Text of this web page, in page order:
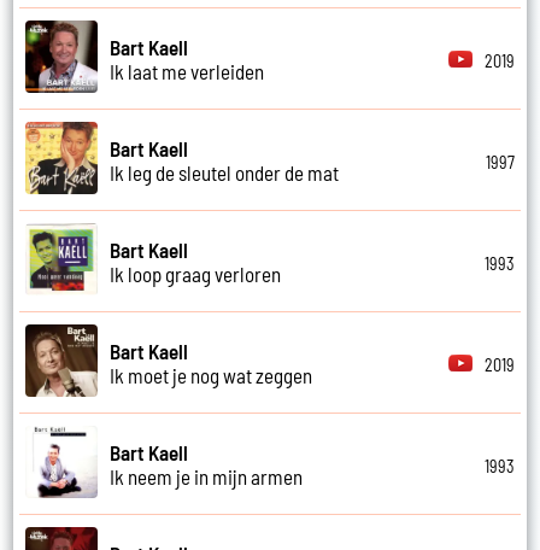
Bart Kaell
Ik laat me verleiden
2019
Bart Kaell
Ik leg de sleutel onder de mat
1997
Bart Kaell
Ik loop graag verloren
1993
Bart Kaell
Ik moet je nog wat zeggen
2019
Bart Kaell
Ik neem je in mijn armen
1993